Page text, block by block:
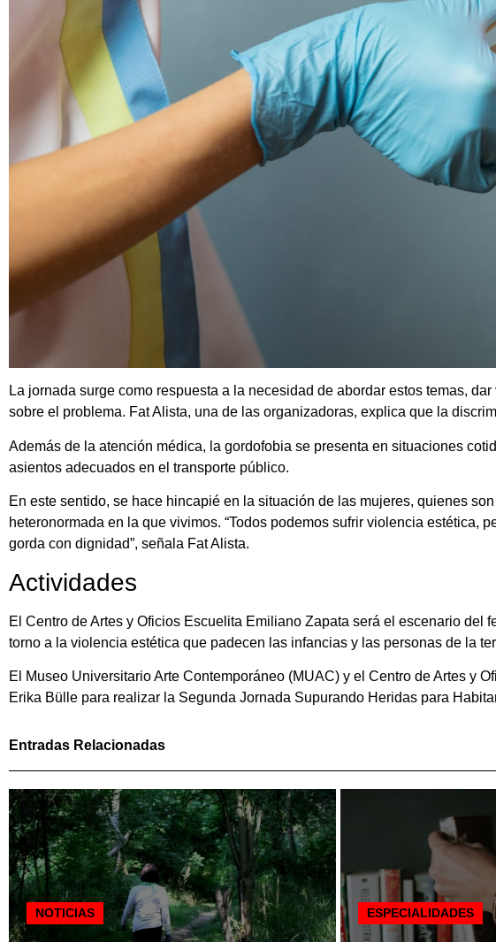
La jornada surge como respuesta a la necesidad de abordar estos temas,
sobre el problema. Fat Alista, una de las organizadoras, explica que la
Además de la atención médica, la gordofobia se presenta en situaciones
asientos adecuados en el transporte público.
En este sentido, se hace hincapié en la situación de las mujeres, quienes
heteronormada en la que vivimos. “Todos podemos sufrir violencia estética,
gorda con dignidad”, señala Fat Alista.
Actividades
El Centro de Artes y Oficios Escuelita Emiliano Zapata será el escenario
torno a la violencia estética que padecen las infancias y las personas de la
El Museo Universitario Arte Contemporáneo (MUAC) y el Centro de Artes y
Erika Bülle para realizar la Segunda Jornada Supurando Heridas para
Entradas Relacionadas
NOTICIAS ESPECIALIDADES